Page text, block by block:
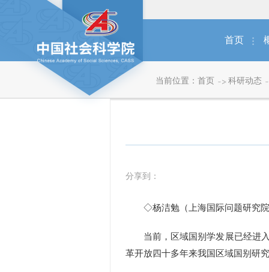
首页
当前位置： 首页 科研动态
分享到：
◇杨洁勉（上海国际问题研究院
当前，区域国别学发展已经进入
革开放四十多年来我国区域国别研